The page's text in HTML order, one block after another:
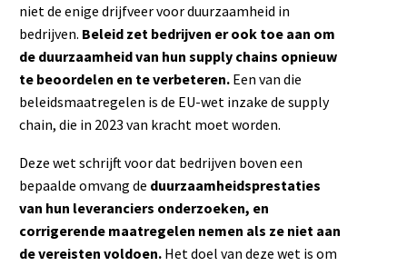
niet de enige drijfveer voor duurzaamheid in
bedrijven. Beleid zet bedrijven er ook toe aan om
de duurzaamheid van hun supply chains opnieuw
te beoordelen en te verbeteren. Een van die
beleidsmaatregelen is de EU-wet inzake de supply
chain, die in 2023 van kracht moet worden.
Deze wet schrijft voor dat bedrijven boven een
bepaalde omvang de duurzaamheidsprestaties
van hun leveranciers onderzoeken, en
corrigerende maatregelen nemen als ze niet aan
de vereisten voldoen. Het doel van deze wet is om